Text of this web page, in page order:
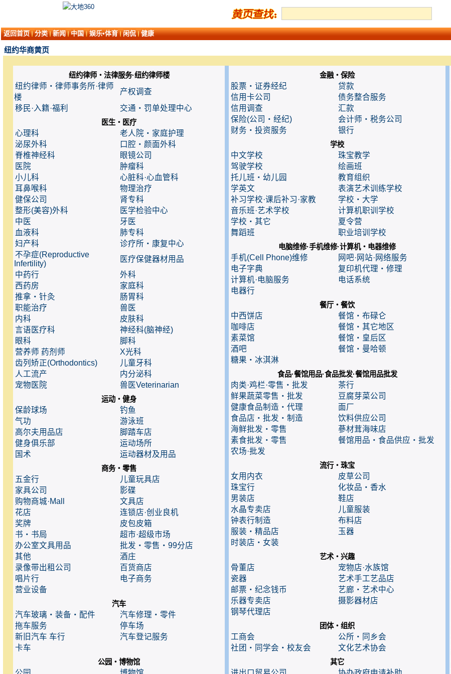
返回首页 分类 新闻 中国 娱乐•体育 闲侃 健康
纽约华商黄页
纽约律师・法律服务·纽约律师楼
纽约律师・律师事务所·律师
楼
产权调查
移民·入籍·福利
交通・罚单处理中心
医生・医疗
心理科
老人院・家庭护理
泌尿外科
口腔・颜面外科
脊椎神经科
眼镜公司
医院
肿瘤科
小儿科
心脏科·心血管科
耳鼻喉科
物理治疗
健保公司
肾专科
整形(美容)外科
医学检验中心
中医
牙医
血液科
肺专科
妇产科
诊疗所・康复中心
不孕症(Reproductive
Infertility)
医疗保健器材用品
中药行
外科
西药房
家庭科
推拿・针灸
肠胃科
职能治疗
兽医
内科
皮肤科
言语医疗科
神经科(脑神经)
眼科
脚科
营养师 药剂师
X光科
齿列矫正(Orthodontics)
儿童牙科
人工流产
内分泌科
宠物医院
兽医Veterinarian
运动・健身
保龄球场
钓鱼
气功
游泳班
高尔夫用品店
脚踏车店
健身俱乐部
运动场所
国术
运动器材及用品
商务・零售
五金行
儿童玩具店
家具公司
影碟
购物商城·Mall
文具店
花店
连锁店·创业良机
奖牌
皮包皮箱
书・书局
超市·超级市场
办公室文具用品
批发・零售・99分店
其他
酒庄
录像带出租公司
百货商店
唱片行
电子商务
营业设备
汽车
汽车玻璃・装备・配件
汽车修理・零件
拖车服务
停车场
新旧汽车 车行
汽车登记服务
卡车
公园・博物馆
金融・保险
股票・证券经纪
贷款
信用卡公司
债务整合服务
信用调查
汇款
保险(公司・经纪)
会计师・税务公司
财务・投资服务
银行
学校
中文学校
珠宝教学
驾驶学校
绘画班
托儿班・幼儿园
教育组织
学英文
表演艺术训练学校
补习学校·课后补习·家教
学校・大学
音乐班·艺术学校
计算机职训学校
学校・其它
夏令营
舞蹈班
职业培训学校
电脑维修·手机维修·计算机・电器维修
手机(Cell Phone)维修
网吧·网站·网络服务
电子字典
复印机代理・修理
计算机·电脑服务
电话系统
电器行
餐厅・餐饮
中西饼店
餐馆・布碌仑
咖啡店
餐馆・其它地区
素菜馆
餐馆・皇后区
酒吧
餐馆・曼哈顿
糖果・冰淇淋
食品·餐馆用品·食品批发·餐馆用品批发
肉类·鸡栏·零售・批发
茶行
鲜果蔬菜零售・批发
豆腐芽菜公司
健康食品制造・代理
面厂
食品店・批发・制造
饮料供应公司
海鲜批发・零售
蔘材茸海味店
素食批发・零售
餐馆用品・食品供应・批发
农场·批发
流行・珠宝
女用内衣
皮草公司
珠宝行
化妆品・香水
男装店
鞋店
水晶专卖店
儿童服装
钟表行制造
布料店
服装・精品店
玉器
时装店・女装
艺术・兴趣
骨董店
宠物店·水族馆
瓷器
艺术手工艺品店
邮票・纪念钱币
艺廊・艺术中心
乐器专卖店
摄影器材店
钢琴代理店
团体・组织
工商会
公所・同乡会
社团・同学会・校友会
文化艺术协会
其它